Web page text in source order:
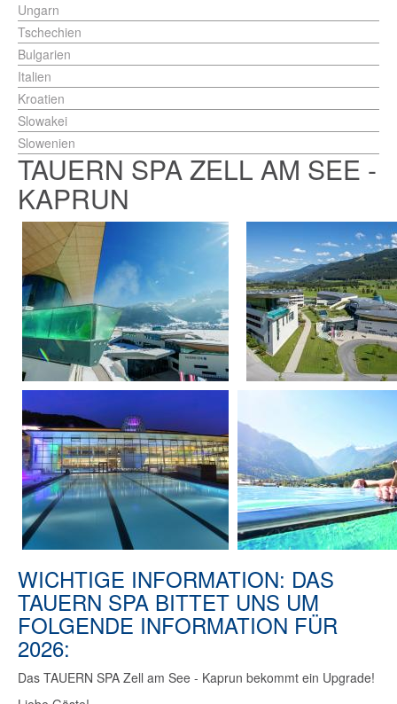
Ungarn
Tschechien
Bulgarien
Italien
Kroatien
Slowakei
Slowenien
TAUERN SPA ZELL AM SEE -
KAPRUN
WICHTIGE INFORMATION: DAS
TAUERN SPA BITTET UNS UM
FOLGENDE INFORMATION FÜR
2026:
Das TAUERN SPA Zell am See - Kaprun bekommt ein Upgrade!